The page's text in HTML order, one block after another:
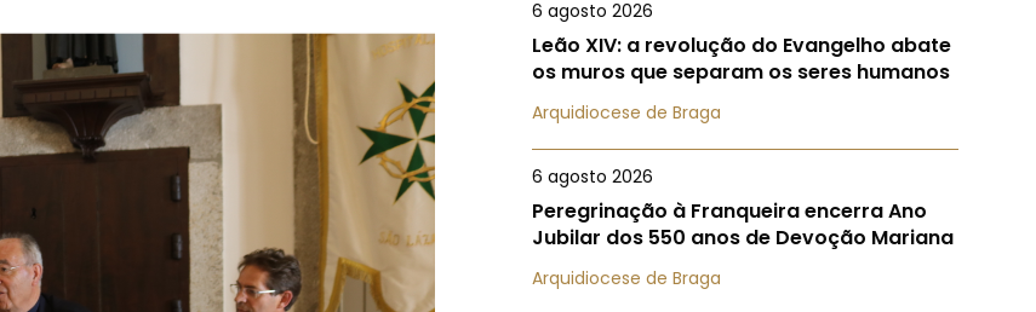
6 agosto 2026
Leão XIV: a revolução do Evangelho abate
os muros que separam os seres humanos
Arquidiocese de Braga
6 agosto 2026
Peregrinação à Franqueira encerra Ano
Jubilar dos 550 anos de Devoção Mariana
Arquidiocese de Braga